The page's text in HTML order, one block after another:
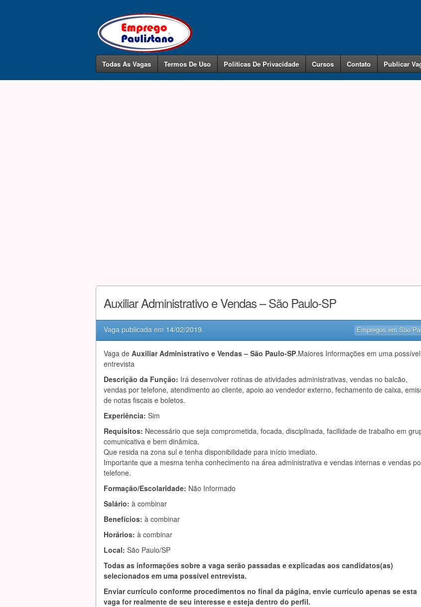
Todas As Vagas Termos De Uso Políticas De Privacidade Cursos Contato Publicar
Auxiliar Administrativo e Vendas – São Paulo-SP
Empregos em São
Vaga publicada em 14/02/2019.
Vaga de Auxiliar Administrativo e Vendas – São Paulo-SP.Maiores Informações em uma possível
entrevista
Descrição da Função: Irá desenvolver rotinas de atividades administrativas, vendas no balcão,
vendas por telefone, atendimento ao cliente, apoio ao vendedor externo, fechamento de caixa,
de notas fiscais e boletos.
Experiência: Sim
Requisitos: Necessário que seja comprometida, focada, disciplinada, facilidade de trabalho em
comunicativa e bem dinâmica.
Que resida na zona sul e tenha disponibilidade para início imediato.
Importante que a mesma tenha conhecimento na área administrativa e vendas internas e vendas
telefone.
Formação/Escolaridade: Não Informado
Salário: à combinar
Benefícios: à combinar
Horários: à combinar
Local: São Paulo/SP
Todas as informações sobre a vaga serão passadas e explicadas aos candidatos(as)
selecionados em uma possível entrevista.
Enviar currículo conforme procedimentos no final da página, envie currículo apenas se esta
vaga for realmente de seu interesse e esteja dentro do perfil.